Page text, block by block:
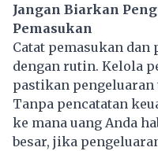
Jangan Biarkan
Pemasukan
Catat pemasukan
dengan rutin. Kelola
pastikan
Tanpa pencatatan
ke mana uang Anda
besar, jika